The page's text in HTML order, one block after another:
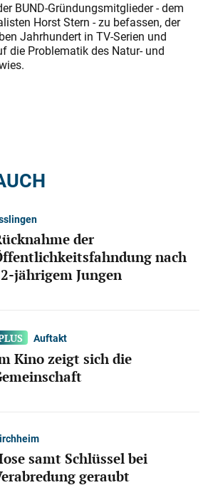
BUND-Gründungsmitglieder - dem
Horst Stern - zu befassen, der
Jahrhundert in TV-Serien und
die Problematik des Natur- und
der
nach
jährigem Jungen
Auftakt
Kino zeigt sich die
samt Schlüssel bei
geraubt